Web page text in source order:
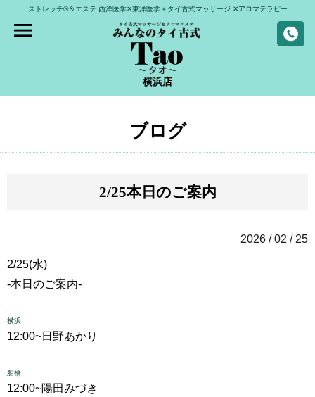
ストレッチ®＆エステ 西洋医学✕東洋医学＋タイ古式マッサージ ✕アロマテラピー
横浜店
ブログ
2/25本日のご案内
2026 / 02 / 25
2/25(水)
-本日のご案内-
横浜
12:00~日野あかり
船橋
12:00~陽田みづき